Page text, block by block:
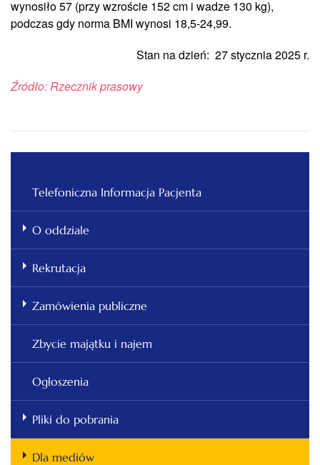
wynosiło 57 (przy wzroście 152 cm i wadze 130 kg),
podczas gdy norma BMI wynosi 18,5-24,99.
Stan na dzień: 27 stycznia 2025 r.
Źródło: Rzecznik prasowy
Telefoniczna Informacja Pacjenta
O oddziale
Rekrutacja
Zamówienia publiczne
Zbycie majątku i najem
Ogłoszenia
Pliki do pobrania
Dla mediów